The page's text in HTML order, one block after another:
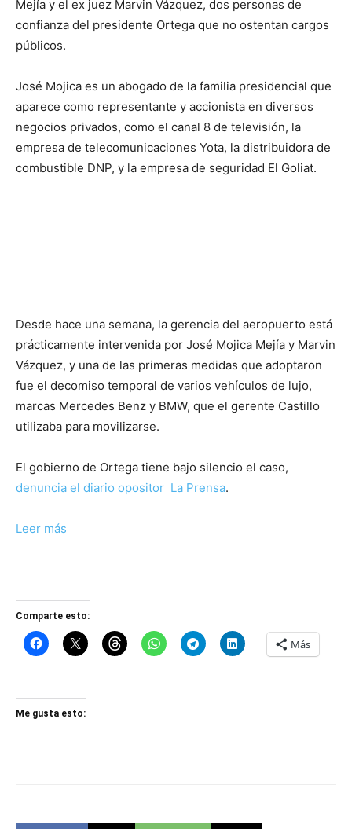
Mejía y el ex juez Marvin Vázquez, dos personas de
confianza del presidente Ortega que no ostentan cargos
públicos.
José Mojica es un abogado de la familia presidencial que
aparece como representante y accionista en diversos
negocios privados, como el canal 8 de televisión, la
empresa de telecomunicaciones Yota, la distribuidora de
combustible DNP, y la empresa de seguridad El Goliat.
Desde hace una semana, la gerencia del aeropuerto está
prácticamente intervenida por José Mojica Mejía y Marvin
Vázquez, y una de las primeras medidas que adoptaron
fue el decomiso temporal de varios vehículos de lujo,
marcas Mercedes Benz y BMW, que el gerente Castillo
utilizaba para movilizarse.
El gobierno de Ortega tiene bajo silencio el caso,
denuncia el diario opositor La Prensa.
Leer más
Comparte esto:
Más
Me gusta esto: